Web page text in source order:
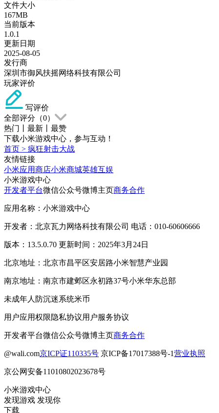
文件大小
167MB
当前版本
1.0.1
更新日期
2025-08-05
发行商
深圳市御风扶摇网络科技有限公司
玩家评价
写评价
全部评分（0）
热门
最新
最赞
下载小米游戏中心，参与互动！
首页 > 疯狂射击大战
友情链接
小米应用商店小米商城英雄互娱
小米游戏中心
开发者平台微信公众号微博主页商务合作
应用名称：小米游戏中心
开发者：北京瓦力网络科技有限公司 电话：010-60606666
版本：13.5.0.70 更新时间：2025年3月24日
北京地址：北京市昌平区安居路小米智慧产业园
南京地址：南京市建邺区永初路37号小米华东总部
未成年人防沉迷系统米币
用户应用权限隐私协议用户服务协议
开发者平台微信公众号微博主页商务合作
@wali.com京ICP证110335号 京ICP备17017388号-1营业执照
京公网安备11010802023678号
小米游戏中心
发现游戏 发现你
下载